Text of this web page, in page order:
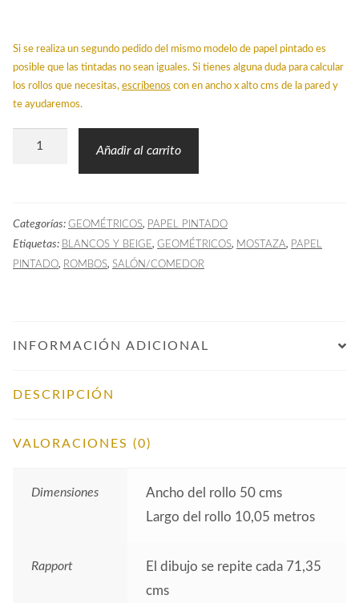
Si se realiza un segundo pedido del mismo modelo de papel pintado es
posible que las tintadas no sean iguales. Si tienes alguna duda para calcular
los rollos que necesitas, escríbenos con en ancho x alto cms de la pared y
te ayudaremos.
Papel
Rombos
Mostaza
cantidad
Añadir al carrito
Categorías: GEOMÉTRICOS, PAPEL PINTADO
Etiquetas: BLANCOS Y BEIGE, GEOMÉTRICOS, MOSTAZA, PAPEL
PINTADO, ROMBOS, SALÓN/COMEDOR
INFORMACIÓN ADICIONAL
DESCRIPCIÓN
VALORACIONES (0)
Dimensiones
Ancho del rollo 50 cms
Largo del rollo 10,05 metros
Rapport
El dibujo se repite cada 71,35
cms